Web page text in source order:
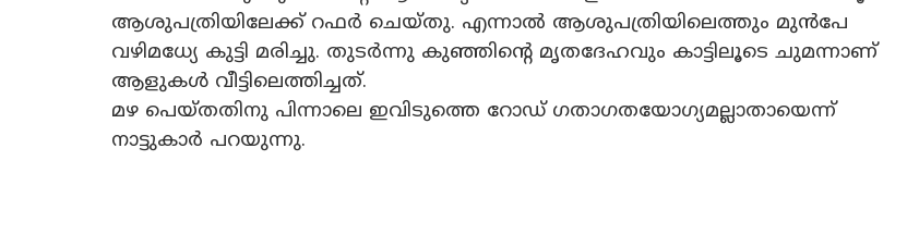
ആശുപത്രിയിലേക്ക് റഫർ ചെയ്തു. എന്നാൽ ആശുപത്രിയിലെത്തും മുൻപേ
വഴിമധ്യേ കുട്ടി മരിച്ചു. തുടർന്നു കുഞ്ഞിന്റെ മൃതദേഹവും കാട്ടിലൂടെ ചുമന്നാണ്
ആളുകൾ വീട്ടിലെത്തിച്ചത്.
മഴ പെയ്തതിനു പിന്നാലെ ഇവിടുത്തെ റോഡ് ഗതാഗതയോഗ്യമല്ലാതായെന്ന്
നാട്ടുകാർ പറയുന്നു.